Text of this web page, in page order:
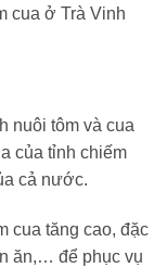
cua ở Trà Vinh
nuôi tôm và cua
của tỉnh chiếm
cả nước.
cua tăng cao, đặc
ăn,… để phục vụ